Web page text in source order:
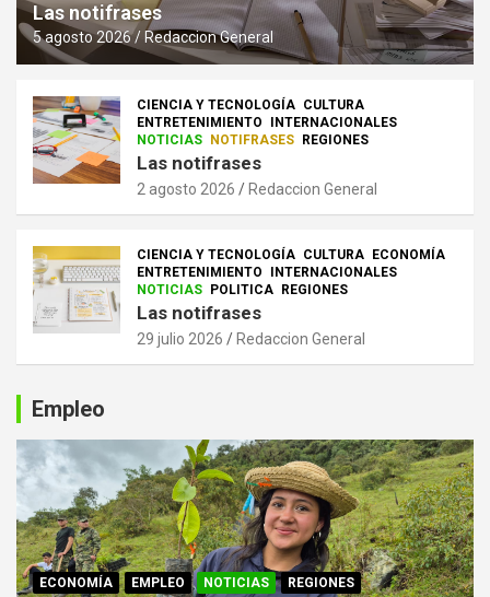
Las notifrases
5 agosto 2026 Redaccion General
CIENCIA Y TECNOLOGÍA CULTURA
ENTRETENIMIENTO
INTERNACIONALES
NOTICIAS
NOTIFRASES REGIONES
Las notifrases
2 agosto 2026 Redaccion General
CIENCIA Y TECNOLOGÍA CULTURA
ECONOMÍA
ENTRETENIMIENTO
INTERNACIONALES
NOTICIAS
POLITICA REGIONES
Las notifrases
29 julio 2026 Redaccion General
Empleo
ECONOMÍA EMPLEO NOTICIAS REGIONES